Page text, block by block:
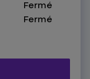
Fermé
Fermé